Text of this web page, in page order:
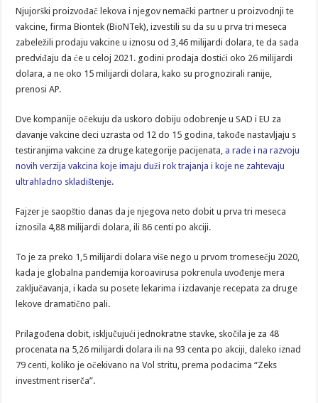
Njujorški proizvođač lekova i njegov nemački partner u proizvodnji te
vakcine, firma Biontek (BioNTek), izvestili su da su u prva tri meseca
zabeležili prodaju vakcine u iznosu od 3,46 milijardi dolara, te da sada
predviđaju da će u celoj 2021. godini prodaja dostići oko 26 milijardi
dolara, a ne oko 15 milijardi dolara, kako su prognozirali ranije,
prenosi AP.
Dve kompanije očekuju da uskoro dobiju odobrenje u SAD i EU za
davanje vakcine deci uzrasta od 12 do 15 godina, takođe nastavljaju s
testiranjima vakcine za druge kategorije pacijenata, a rade i na razvoju
novih verzija vakcina koje imaju duži rok trajanja i koje ne zahtevaju
ultrahladno skladištenje.
Fajzer je saopštio danas da je njegova neto dobit u prva tri meseca
iznosila 4,88 milijardi dolara, ili 86 centi po akciji.
To je za preko 1,5 milijardi dolara više nego u prvom tromesečju 2020,
kada je globalna pandemija koroavirusa pokrenula uvođenje mera
zaključavanja, i kada su posete lekarima i izdavanje recepata za druge
lekove dramatično pali.
Prilagođena dobit, isključujući jednokratne stavke, skočila je za 48
procenata na 5,26 milijardi dolara ili na 93 centa po akciji, daleko iznad
79 centi, koliko je očekivano na Vol stritu, prema podacima “Zeks
investment riserča”.